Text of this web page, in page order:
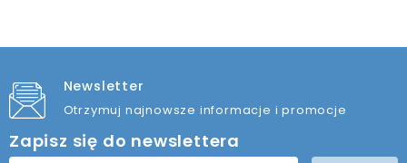
Newsletter
Otrzymuj najnowsze informacje i promocje
Zapisz się do newslettera